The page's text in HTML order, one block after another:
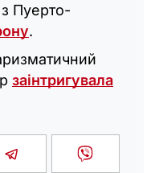
Пуерто-
.
заінтригувала